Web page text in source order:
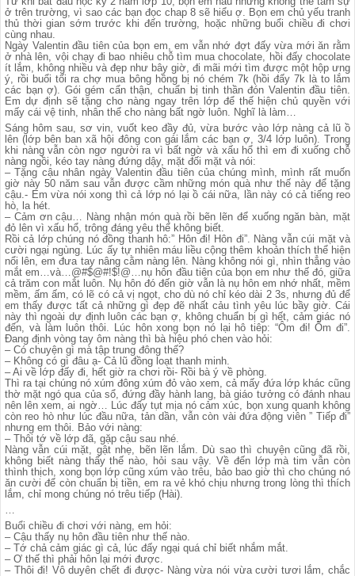
ở trên trường, vì sao các bạn đọc chap 8 sẽ hiểu ợ. Bọn em chủ yếu tranh
thủ thời gian sớm trước khi đến trường, hoặc những buổi chiều đi chơi
cùng nhau.
Ngày Valentin đầu tiên của bọn em, em vẫn nhớ đợt đấy vừa mới ăn rằm
ở nhà lên, vội chạy đi bao nhiêu chỗ tìm mua chocolate, hồi đấy chocolate
ít lắm, không nhiều và đẹp như bây giờ, đi mãi mới tìm được một hộp ưng
ý, rồi buổi tối ra chợ mua bông hồng bị nó chém 7k (hồi đấy 7k là to lắm
các bạn ợ). Gói gém cẩn thận, chuẩn bị tinh thần đón Valentin đầu tiên.
Em dự định sẽ tặng cho nàng ngay trên lớp để thế hiện chủ quyền với
mấy cái vệ tinh, nhân thể cho nàng bất ngờ luôn. Nghĩ là làm…
Sáng hôm sau, sơ vin, vuốt keo đầy đủ, vừa bước vào lớp nàng cả lũ ồ
lên (lớp bên ban xã hội đông con gái lắm các bạn ợ, 3/4 lớp luôn). Trong
khi nàng vẫn còn ngơ người ra vì bất ngờ và xấu hổ thì em đi xuống chỗ
nàng ngồi, kéo tay nàng đứng dậy, mặt đối mặt và nói:
– Tặng cậu nhân ngày Valentin đầu tiên của chúng mình, mình rất muốn
giờ này 50 năm sau vẫn được cầm những món quà như thế này để tặng
cậu.- Em vừa nói xong thì cả lớp nó lại ồ cái nữa, lần này có cả tiếng reo
hò, la hét.
– Cảm ơn cậu… Nàng nhận món quà rồi bẽn lẽn để xuống ngăn bàn, mặt
đỏ lên vì xấu hổ, trông đáng yêu thế không biết.
Rồi cả lớp chúng nó đồng thanh hô:” Hôn đi! Hôn đi”. Nàng vẫn cúi mặt và
cười ngại ngùng. Lúc ấy tự nhiên máu liều cộng thêm khoản thích thể hiện
nổi lên, em đưa tay nâng cằm nàng lên. Nàng không nói gì, nhìn thẳng vào
mắt em…và…@#$@#!$!@…nụ hôn đầu tiên của bọn em như thế đó, giữa
cả trăm con mắt luôn. Nụ hôn đó đến giờ vẫn là nụ hôn em nhớ nhất, mềm
mềm, ấm ấm, có lẽ có cả vị ngọt, cho dù nó chỉ kéo dài 2 3s, nhưng đủ để
em thấy được tất cả những gì đẹp đẽ nhất cảu tình yêu lúc bầy giờ. Cái
này thì ngoài dự định luôn các bạn ợ, không chuẩn bị gì hết, cảm giác nó
đến, và làm luôn thôi. Lúc hôn xong bọn nó lại hô tiêp: “Ôm đi! Ôm đi”.
Đang định vòng tay ôm nàng thì bà hiệu phó chen vào hỏi:
– Có chuyện gì mà tập trung đông thế?
– Không có gì đâu ạ- Cả lũ đồng loạt thanh minh.
– Ai về lớp đấy đi, hết giờ ra chơi rồi- Rồi bà ý về phòng.
Thì ra tại chúng nó xúm đông xúm đỏ vào xem, cả mấy đứa lớp khác cũng
thờ mặt ngó qua của sổ, đứng đầy hành lang, bà giáo tưởng có đánh nhau
nên lên xem, ai ngờ… Lúc đấy tụt mịa nó cảm xúc, bọn xung quanh không
còn reo hò như lúc đầu nữa, tản dần, vẫn còn vài đứa động viên ” Tiếp đi”
nhưng em thôi. Bảo với nàng:
– Thôi tớ về lớp đã, gặp cậu sau nhé.
Nàng vẫn cúi mặt, gật nhẹ, bẽn lẽn lắm. Dù sao thì chuyện cũng đã rồi,
không biết nàng thấy thế nào, hỏi sau vậy. Về đến lớp mà tim vẫn còn
thình thịch, xong bọn lớp cũng xúm vào trêu, bảo bao giờ thì cho chúng nó
ăn cười để còn chuẩn bị tiền, em ra vẻ khó chịu nhưng trong lòng thì thích
lắm, chỉ mong chúng nó trêu tiếp (Hài).
…
Buổi chiều đi chơi với nàng, em hỏi:
– Cậu thấy nụ hôn đầu tiên như thế nào.
– Tớ chả cảm giác gì cả, lúc đấy ngại quá chỉ biết nhắm mắt.
– Ơ thế thì phải hôn lại mới được.
– Thôi đi! Vô duyên chết đi được- Nàng vừa nói vừa cười tươi lắm, chắc